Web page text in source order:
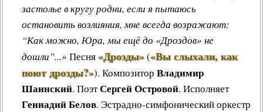
застолье в кругу родни, если я пытаюсь
остановить возлияния, мне всегда возражают:
“Как можно, Юра, мы ещё до «Дроздов» не
дошли”...» Песня«Дрозды»(«Вы слыхали, как
поют дрозды?»). Композитор Владимир
Шаинский. ПоэтСергей Островой. Исполняет
Геннадий Белов. Эстрадно-симфонический оркестр